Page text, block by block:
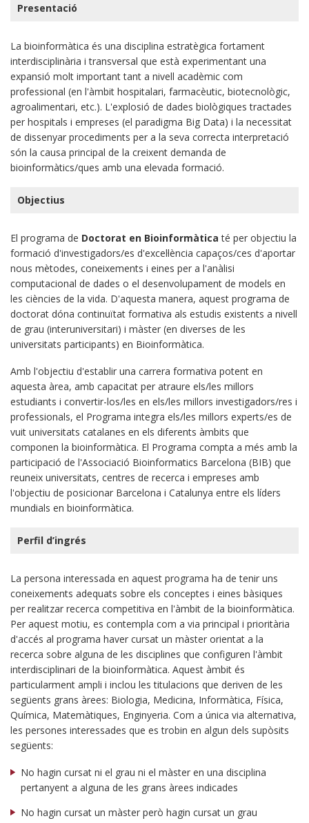
Presentació
La bioinformàtica és una disciplina estratègica fortament
interdisciplinària i transversal que està experimentant una
expansió molt important tant a nivell acadèmic com
professional (en l'àmbit hospitalari, farmacèutic, biotecnològic,
agroalimentari, etc.). L'explosió de dades biològiques tractades
per hospitals i empreses (el paradigma Big Data) i la necessitat
de dissenyar procediments per a la seva correcta interpretació
són la causa principal de la creixent demanda de
bioinformàtics/ques amb una elevada formació.
Objectius
El programa de Doctorat en Bioinformàtica té per objectiu la
formació d'investigadors/es d'excel·lència capaços/ces d'aportar
nous mètodes, coneixements i eines per a l'anàlisi
computacional de dades o el desenvolupament de models en
les ciències de la vida. D'aquesta manera, aquest programa de
doctorat dóna continuïtat formativa als estudis existents a nivell
de grau (interuniversitari) i màster (en diverses de les
universitats participants) en Bioinformàtica.
Amb l'objectiu d'establir una carrera formativa potent en
aquesta àrea, amb capacitat per atraure els/les millors
estudiants i convertir-los/les en els/les millors investigadors/res i
professionals, el Programa integra els/les millors experts/es de
vuit universitats catalanes en els diferents àmbits que
componen la bioinformàtica. El Programa compta a més amb la
participació de l'Associació Bioinformatics Barcelona (BIB) que
reuneix universitats, centres de recerca i empreses amb
l'objectiu de posicionar Barcelona i Catalunya entre els líders
mundials en bioinformàtica.
Perfil d’ingrés
La persona interessada en aquest programa ha de tenir uns
coneixements adequats sobre els conceptes i eines bàsiques
per realitzar recerca competitiva en l'àmbit de la bioinformàtica.
Per aquest motiu, es contempla com a via principal i prioritària
d'accés al programa haver cursat un màster orientat a la
recerca sobre alguna de les disciplines que configuren l'àmbit
interdisciplinari de la bioinformàtica. Aquest àmbit és
particularment ampli i inclou les titulacions que deriven de les
següents grans àrees: Biologia, Medicina, Informàtica, Física,
Química, Matemàtiques, Enginyeria. Com a única via alternativa,
les persones interessades que es trobin en algun dels supòsits
següents:
No hagin cursat ni el grau ni el màster en una disciplina
pertanyent a alguna de les grans àrees indicades
No hagin cursat un màster però hagin cursat un grau